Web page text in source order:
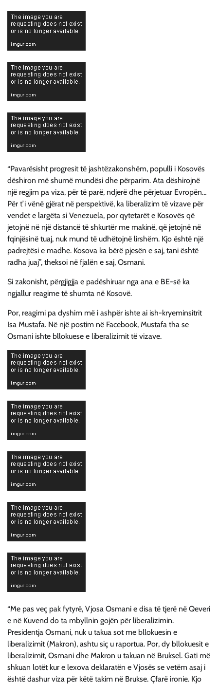
“Pavarësisht progresit të jashtëzakonshëm, populli i Kosovës
dëshiron më shumë mundësi dhe përparim. Ata dëshirojnë
një regjim pa viza, për të parë, ndjerë dhe përjetuar Evropën…
Për t’i vënë gjërat në perspektivë, ka liberalizim të vizave për
vendet e largëta si Venezuela, por qytetarët e Kosovës që
jetojnë në një distancë të shkurtër me makinë, që jetojnë në
fqinjësinë tuaj, nuk mund të udhëtojnë lirshëm. Kjo është një
padrejtësi e madhe. Kosova ka bërë pjesën e saj, tani është
radha juaj”, theksoi në fjalën e saj, Osmani.
Si zakonisht, përgjigjja e padëshiruar nga ana e BE-së ka
ngjallur reagime të shumta në Kosovë.
Por, reagimi pa dyshim më i ashpër ishte ai ish-kryeminsitrit
Isa Mustafa. Në një postim në Facebook, Mustafa tha se
Osmani ishte bllokuese e liberalizimit të vizave.
“Me pas veç pak fytyrë, Vjosa Osmani e disa të tjerë në Qeveri
e në Kuvend do ta mbyllnin gojën për liberalizimin.
Presidentja Osmani, nuk u takua sot me bllokuesin e
liberalizimit (Makron), ashtu siç u raportua. Por, dy bllokuesit e
liberalizimit, Osmani dhe Makron u takuan në Bruksel. Gati më
shkuan lotët kur e lexova deklaratën e Vjosës se vetëm asaj i
është dashur viza për këtë takim në Brukse. Çfarë ironie. Kjo